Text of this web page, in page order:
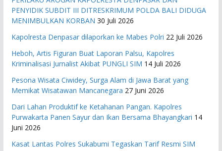
PENYIDIK SUBDIT III DITRESKRIMUM POLDA BALI DIDUGA
MENIMBULKAN KORBAN 30 Juli 2026
Kapolresta Denpasar dilaporkan ke Mabes Polri 22 Juli 2026
Heboh, Artis Figuran Buat Laporan Palsu, Kapolres
Kriminalisasi Jurnalist Akibat PUNGLI SIM 14 Juli 2026
Pesona Wisata Ciwidey, Surga Alam di Jawa Barat yang
Memikat Wisatawan Mancanegara 27 Juni 2026
Dari Lahan Produktif ke Ketahanan Pangan. Kapolres
Purwakarta Panen Sayur dan Ikan Bersama Bhayangkari 14
Juni 2026
Kasat Lantas Polres Sukabumi Tegaskan Tarif Resmi SIM